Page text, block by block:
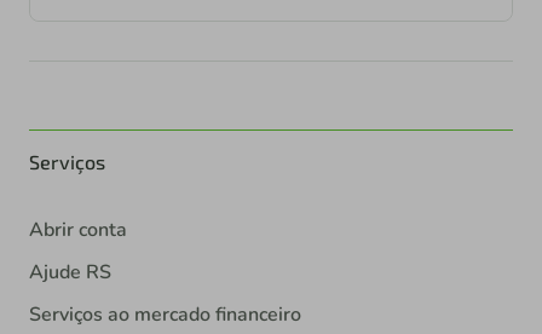
Serviços
Abrir conta
Ajude RS
Serviços ao mercado financeiro